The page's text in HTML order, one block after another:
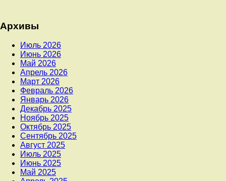
Архивы
Июль 2026
Июнь 2026
Май 2026
Апрель 2026
Март 2026
Февраль 2026
Январь 2026
Декабрь 2025
Ноябрь 2025
Октябрь 2025
Сентябрь 2025
Август 2025
Июль 2025
Июнь 2025
Май 2025